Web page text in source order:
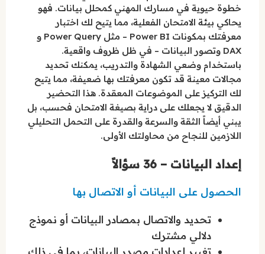
خطوة حيوية في مسارك المهني كمحلل بيانات. فهو
يحاكي بيئة الامتحان الفعلية، مما يتيح لك اختبار
معرفتك بمكونات Power BI – مثل Power Query و
DAX وتصور البيانات – في ظل ظروف واقعية.
باستخدام وضعي الشهادة والتدريب، يمكنك تحديد
مجالات معينة قد تكون معرفتك بها ضعيفة، مما يتيح
لك التركيز على الموضوعات المعقدة. هذا التحضير
الدقيق لا يجعلك على دراية بصيغة الامتحان فحسب، بل
يبني أيضاً الثقة والسرعة والقدرة على التحمل التحليلي
اللازمين للنجاح من محاولتك الأولى.
إعداد البيانات – 36 سؤالاً
الحصول على البيانات أو الاتصال بها
تحديد والاتصال بمصادر البيانات أو نموذج
دلالي مشترك
تغيير إعدادات مصدر البيانات، بما في ذلك